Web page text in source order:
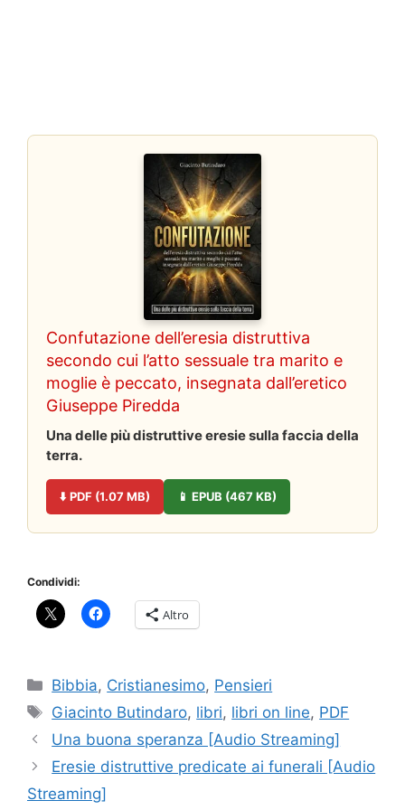
Confutazione dell’eresia distruttiva
secondo cui l’atto sessuale tra marito e
moglie è peccato, insegnata dall’eretico
Giuseppe Piredda
Una delle più distruttive eresie sulla faccia della
terra.
⬇️ PDF (1.07 MB) 📱 EPUB (467 KB)
Condividi:
Altro
Categorie
Bibbia, Cristianesimo, Pensieri
Tag
Giacinto Butindaro, libri, libri on line, PDF
Una buona speranza [Audio Streaming]
Eresie distruttive predicate ai funerali [Audio
Streaming]